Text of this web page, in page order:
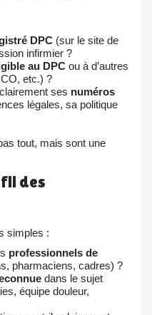
DPC (sur le site de
infirmier ?
au DPC ou à d’autres
etc.) ?
ses numéros
légales, sa politique
simples :
professionnels de
pharmaciens, cadres) ?
dans le sujet
équipe douleur,